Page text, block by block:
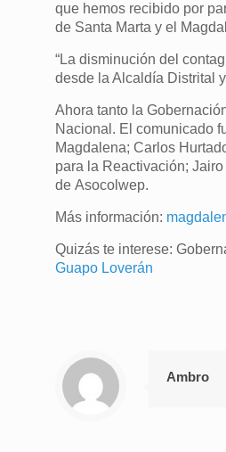
que hemos recibido por
de Santa Marta y el
“La disminución del
desde la Alcaldía Distrital
Ahora tanto la
Nacional. El comunicado
Magdalena; Carlos
para la Reactivación;
de Asocolwep.
Más información:
Quizás te interese:
Guapo Loverán
Ambro